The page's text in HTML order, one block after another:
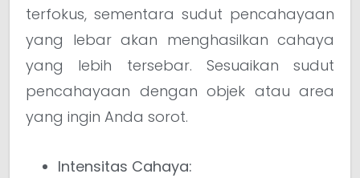
terfokus, sementara sudut pencahayaan
yang lebar akan menghasilkan cahaya
yang lebih tersebar. Sesuaikan sudut
pencahayaan dengan objek atau area
yang ingin Anda sorot.
Intensitas Cahaya: